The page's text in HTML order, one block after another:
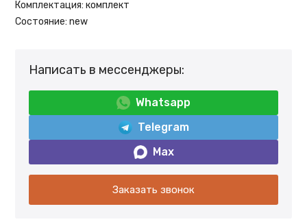
Комплектация: комплект
Состояние: new
Написать в мессенджеры:
Whatsapp
Telegram
Max
Заказать звонок